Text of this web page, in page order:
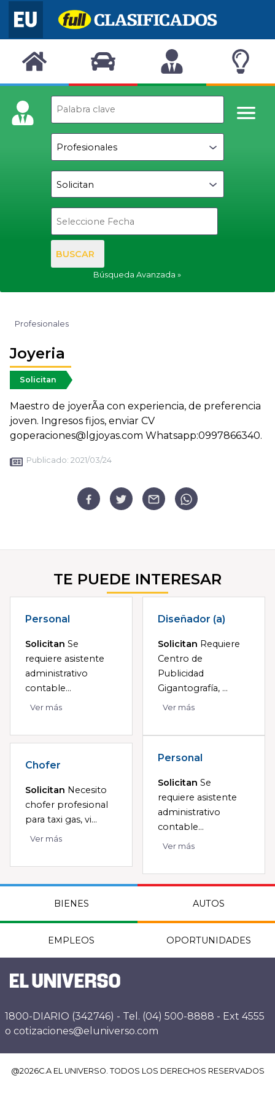
BUSCAR
Búsqueda Avanzada
Profesionales
Joyeria
Solicitan
Maestro de joyerÃ­a con experiencia, de preferencia
joven. Ingresos fijos, enviar CV
goperaciones@lgjoyas.com Whatsapp:0997866340.
Publicado: 2021/03/24
TE PUEDE INTERESAR
Personal
Solicitan Se
requiere asistente
administrativo
contable...
Ver más
Diseñador (a)
Solicitan Requiere
Centro de
Publicidad
Gigantografía, ...
Ver más
Chofer
Solicitan Necesito
chofer profesional
para taxi gas, vi...
Ver más
Personal
Solicitan Se
requiere asistente
administrativo
contable...
Ver más
BIENES AUTOS
EMPLEOS OPORTUNIDADES
1800-DIARIO (342746) - Tel. (04) 500-8888 - Ext 4555
o cotizaciones@eluniverso.com
@2026C.A EL UNIVERSO. TODOS LOS DERECHOS RESERVADOS